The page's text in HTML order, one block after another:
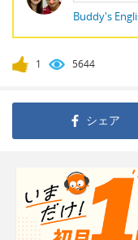
Buddy's
1 5644
シェア